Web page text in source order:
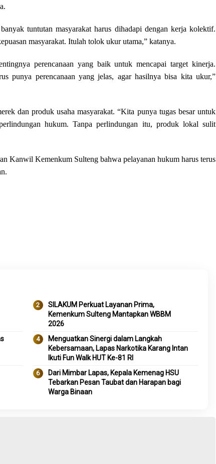
tuntutan masyarakat harus dihadapi dengan kerja kolektif.
masyarakat. Itulah tolok ukur utama,” katanya.
perencanaan yang baik untuk mencapai target kinerja.
punya perencanaan yang jelas, agar hasilnya bisa kita ukur,”
dan produk usaha masyarakat. “Kita punya tugas besar untuk
hukum. Tanpa perlindungan itu, produk lokal sulit
Kanwil Kemenkum Sulteng bahwa pelayanan hukum harus terus
SILAKUM Perkuat Layanan Prima,
Kemenkum Sulteng Mantapkan WBBM
2026
Menguatkan Sinergi dalam Langkah
Kebersamaan, Lapas Narkotika Karang Intan
Ikuti Fun Walk HUT Ke-81 RI
Dari Mimbar Lapas, Kepala Kemenag HSU
Tebarkan Pesan Taubat dan Harapan bagi
Warga Binaan